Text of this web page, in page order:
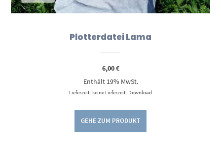
Plotterdatei Lama
6,00€
Enthält 19% MwSt.
Lieferzeit: keine Lieferzeit: Download
GEHE ZUM PRODUKT